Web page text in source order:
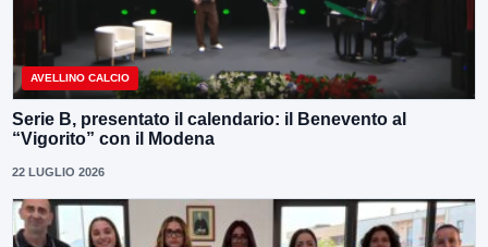
AVELLINO CALCIO
Serie B, presentato il calendario: il Benevento al
“Vigorito” con il Modena
22 LUGLIO 2026